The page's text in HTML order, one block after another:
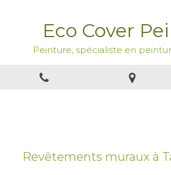
Eco Cover
Peinture, spécialiste en
Revêtements muraux à